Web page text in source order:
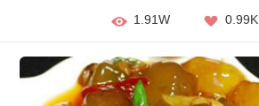
1.91W 0.99K